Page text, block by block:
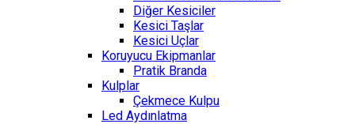
Diğer Kesiciler
Kesici Taşlar
Kesici Uçlar
Koruyucu Ekipmanlar
Pratik Branda
Kulplar
Çekmece Kulpu
Led Aydınlatma